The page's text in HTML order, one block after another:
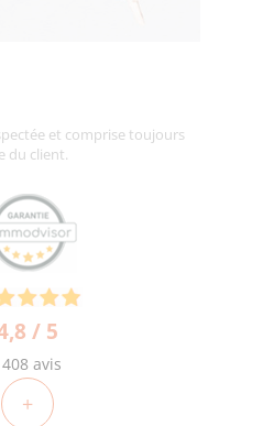
et comprise toujours
du client.
/ 5
avis
+